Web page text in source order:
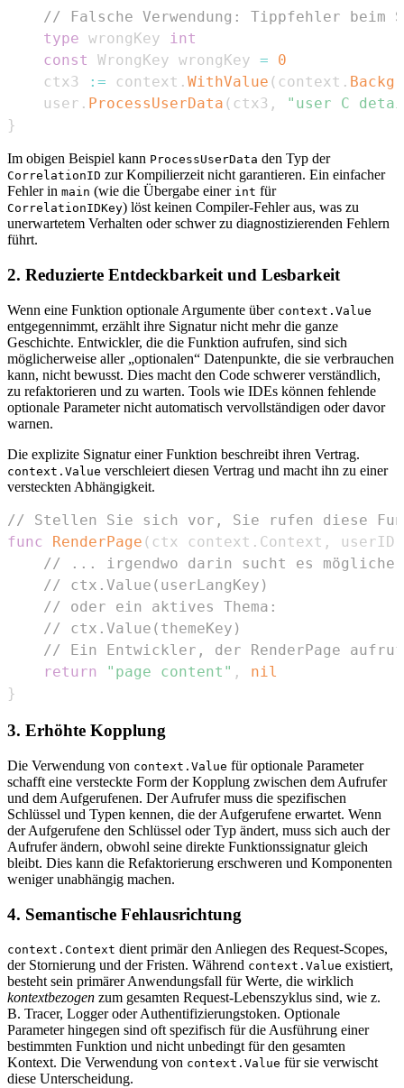
// Falsche Verwendung: Tippfehler beim
type wrongKey int
const
WrongKey wrongKey =
0
	ctx3
:= context . WithValue ( context .
	user
. ProcessUserData ( ctx3 ,
"user C
}
Im obigen Beispiel kann ProcessUserData den Typ der
CorrelationID zur Kompilierzeit nicht garantieren. Ein einfacher
Fehler in main (wie die Übergabe einer int für
CorrelationIDKey) löst keinen Compiler-Fehler aus, was zu
unerwartetem Verhalten oder schwer zu diagnostizierenden Fehlern
führt.
2. Reduzierte Entdeckbarkeit und Lesbarkeit
Wenn eine Funktion optionale Argumente über context.Value
entgegennimmt, erzählt ihre Signatur nicht mehr die ganze
Geschichte. Entwickler, die die Funktion aufrufen, sind sich
möglicherweise aller „optionalen“ Datenpunkte, die sie verbrauchen
kann, nicht bewusst. Dies macht den Code schwerer verständlich,
zu refaktorieren und zu warten. Tools wie IDEs können fehlende
optionale Parameter nicht automatisch vervollständigen oder davor
warnen.
Die explizite Signatur einer Funktion beschreibt ihren Vertrag.
context.Value verschleiert diesen Vertrag und macht ihn zu einer
versteckten Abhängigkeit.
// Stellen Sie sich vor, Sie rufen diese
func
RenderPage ( ctx context . Context ,
userID
// ... irgendwo darin sucht es
// ctx.Value(userLangKey)
// oder ein aktives Thema:
// ctx.Value(themeKey)
// Ein Entwickler, der RenderPage
return
"page content" ,
nil
}
3. Erhöhte Kopplung
Die Verwendung von context.Value für optionale Parameter
schafft eine versteckte Form der Kopplung zwischen dem Aufrufer
und dem Aufgerufenen. Der Aufrufer muss die spezifischen
Schlüssel und Typen kennen, die der Aufgerufene erwartet. Wenn
der Aufgerufene den Schlüssel oder Typ ändert, muss sich auch der
Aufrufer ändern, obwohl seine direkte Funktionssignatur gleich
bleibt. Dies kann die Refaktorierung erschweren und Komponenten
weniger unabhängig machen.
4. Semantische Fehlausrichtung
context.Context dient primär den Anliegen des Request-Scopes,
der Stornierung und der Fristen. Während context.Value existiert,
besteht sein primärer Anwendungsfall für Werte, die wirklich
kontextbezogen zum gesamten Request-Lebenszyklus sind, wie z.
B. Tracer, Logger oder Authentifizierungstoken. Optionale
Parameter hingegen sind oft spezifisch für die Ausführung einer
bestimmten Funktion und nicht unbedingt für den gesamten
Kontext. Die Verwendung von context.Value für sie verwischt
diese Unterscheidung.